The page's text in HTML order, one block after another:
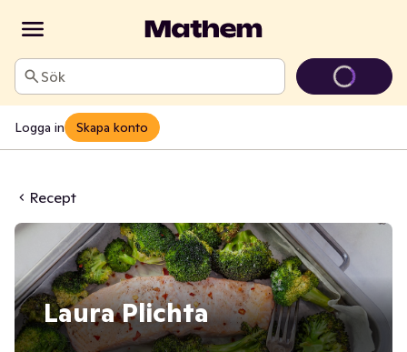
Sök
Logga in Skapa konto
Recept
Laura Plichta